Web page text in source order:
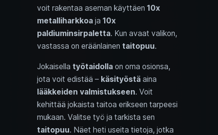
voit rakentaa aseman käyttäen 10x
metalliharkkoa ja 10x
paldiuminsirpaletta. Kun avaat valikon,
vastassa on eräänlainen taitopuu.
Jokaisella työtaidolla on oma osionsa,
jota voit edistää – käsityöstä aina
lääkkeiden valmistukseen. Voit
kehittää jokaista taitoa erikseen tarpeesi
mukaan. Valitse työ ja tarkista sen
taitopuu. Näet heti useita tietoja, jotka